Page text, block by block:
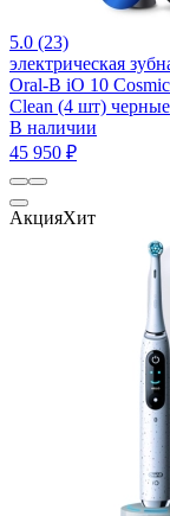
5.0 (23)
электрическая
Oral-B iO 10
Clean (4 шт) черные
В наличии
45 950 ₽
АкцияХит